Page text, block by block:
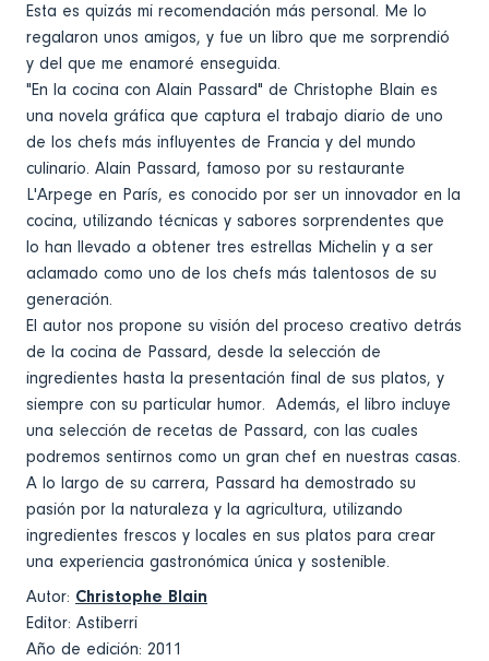
Esta es quizás mi recomendación más personal. Me lo
regalaron unos amigos, y fue un libro que me sorprendió
y del que me enamoré enseguida.
"En la cocina con Alain Passard" de Christophe Blain es
una novela gráfica que captura el trabajo diario de uno
de los chefs más influyentes de Francia y del mundo
culinario. Alain Passard, famoso por su restaurante
L'Arpege en París, es conocido por ser un innovador en la
cocina, utilizando técnicas y sabores sorprendentes que
lo han llevado a obtener tres estrellas Michelin y a ser
aclamado como uno de los chefs más talentosos de su
generación.
El autor nos propone su visión del proceso creativo detrás
de la cocina de Passard, desde la selección de
ingredientes hasta la presentación final de sus platos, y
siempre con su particular humor. Además, el libro incluye
una selección de recetas de Passard, con las cuales
podremos sentirnos como un gran chef en nuestras casas.
A lo largo de su carrera, Passard ha demostrado su
pasión por la naturaleza y la agricultura, utilizando
ingredientes frescos y locales en sus platos para crear
una experiencia gastronómica única y sostenible.
Autor: Christophe Blain
Editor: Astiberri
Año de edición: 2011